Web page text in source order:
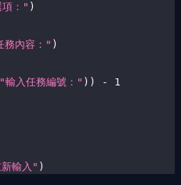
項：" )
務內容：" )
"輸入任務編號：" ) ) -
1
輸入" )